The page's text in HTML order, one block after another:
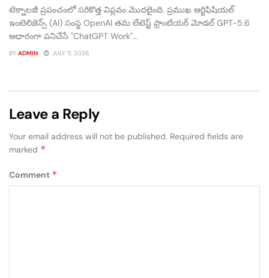
టెక్నాలజీ ప్రపంచంలో సరికొత్త విప్లవం మొదలైంది. ప్రముఖ ఆర్టిఫిషియల్
ఇంటెలిజెన్స్ (AI) సంస్థ OpenAI తమ లేటెస్ట్ ఫ్రాంటియర్ మోడల్ GPT-5.6
ఆధారంగా పనిచేసే "ChatGPT Work"...
BY ADMIN JULY 11, 2026
Leave a Reply
Your email address will not be published. Required fields are
marked *
Comment *